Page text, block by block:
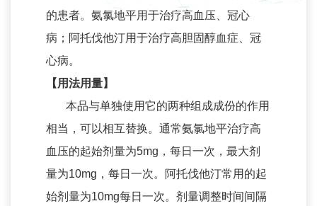
公告与通函
招股文件
公司治理
投资者联系
招贤纳士
人才发展
的患者。氨氯地平用于治疗高血压、冠心
病；阿托伐他汀用于治疗高胆固醇血症、冠
心病。
【用法用量】
本品与单独使用它的两种组成成份的作用
相当，可以相互替换。通常氨氯地平治疗高
血压的起始剂量为5mg，每日一次，最大剂
量为10mg，每日一次。阿托伐他汀常用的起
始剂量为10mg每日一次。剂量调整时间间隔